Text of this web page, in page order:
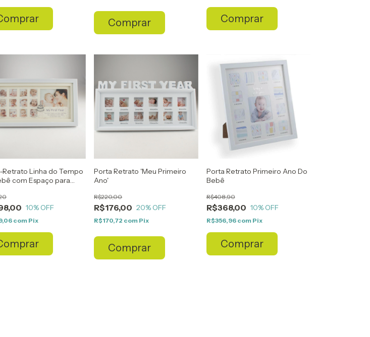
Comprar Comprar
Retrato Linha do Tempo
com Espaço para
10% OFF
com Pix
Porta Retrato 'Meu Primeiro
Ano'
R$176,00
R$220,00
20% OFF
R$170,72 com Pix
Comprar
Porta Retrato Primeiro Ano Do
Bebê
R$368,00
R$408,90
10% OFF
R$356,96 com Pix
Comprar